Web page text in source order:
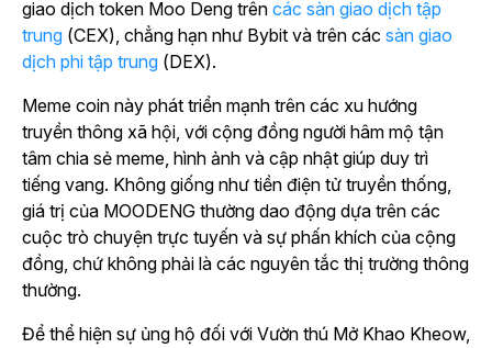
giao dịch token Moo Deng trên các sàn giao dịch tập
trung (CEX), chẳng hạn như Bybit và trên các sàn giao
dịch phi tập trung (DEX).
Meme coin này phát triển mạnh trên các xu hướng
truyền thông xã hội, với cộng đồng người hâm mộ tận
tâm chia sẻ meme, hình ảnh và cập nhật giúp duy trì
tiếng vang. Không giống như tiền điện tử truyền thống,
giá trị của MOODENG thường dao động dựa trên các
cuộc trò chuyện trực tuyến và sự phấn khích của cộng
đồng, chứ không phải là các nguyên tắc thị trường thông
thường.
Để thể hiện sự ủng hộ đối với Vườn thú Mở Khao Kheow,